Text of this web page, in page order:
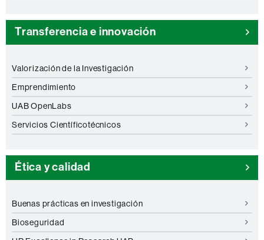
Transferencia e innovación
Valorización de la Investigación
Emprendimiento
UAB OpenLabs
Servicios Científicotécnicos
Ética y calidad
Buenas prácticas en investigación
Bioseguridad